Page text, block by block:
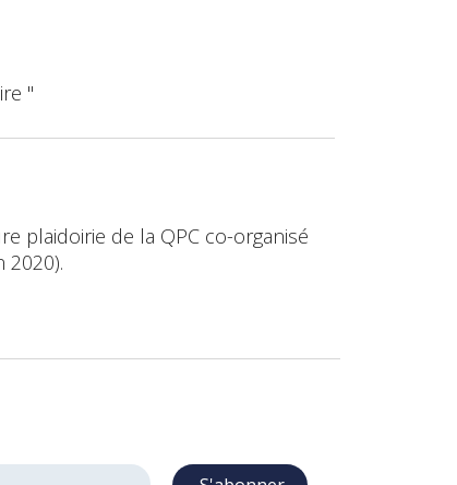
"
plaidoirie de la QPC co-organisé